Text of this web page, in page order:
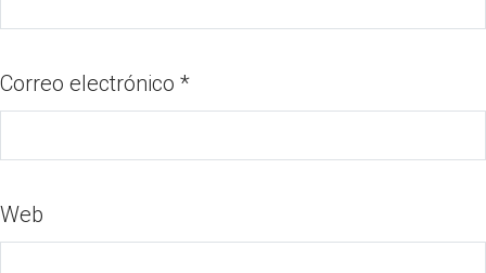
Correo electrónico *
Web